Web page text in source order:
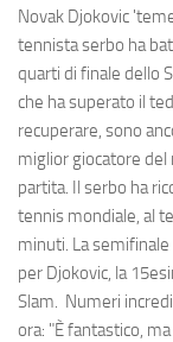
Novak Djokovic
tennista serbo ha
quarti di finale dello
che ha superato il
recuperare, sono
miglior giocatore
partita. Il serbo ha
tennis mondiale, al
minuti. La
per Djokovic, la
Slam. Numeri
ora: "È fantastico,